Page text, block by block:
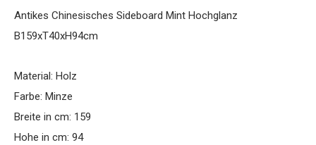
Antikes Chinesisches Sideboard Mint Hochglanz
B159xT40xH94cm
Material: Holz
Farbe: Minze
Breite in cm: 159
Hohe in cm: 94